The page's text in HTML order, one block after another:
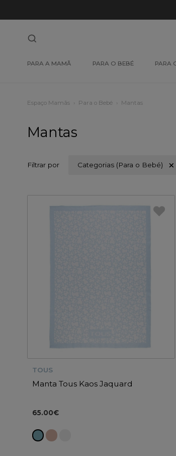
PARA A MAMÃ PARA O BEBÉ PARA
Espaço Mamãs Para o Bebé Mantas
Mantas
Filtrar por Categorias (Para o Bebé)
TOUS
Manta Tous Kaos Jaquard
65.00€